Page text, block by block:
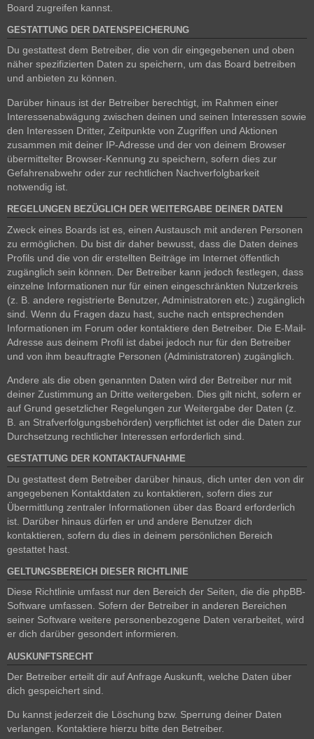
Board zugreifen kannst.
GESTATTUNG DER DATENSPEICHERUNG
Du gestattest dem Betreiber, die von dir eingegebenen und oben
näher spezifizierten Daten zu speichern, um das Board betreiben
und anbieten zu können.
Darüber hinaus ist der Betreiber berechtigt, im Rahmen einer
Interessenabwägung zwischen deinen und seinen Interessen sowie
den Interessen Dritter, Zeitpunkte von Zugriffen und Aktionen
zusammen mit deiner IP-Adresse und der von deinem Browser
übermittelter Browser-Kennung zu speichern, sofern dies zur
Gefahrenabwehr oder zur rechtlichen Nachverfolgbarkeit
notwendig ist.
REGELUNGEN BEZÜGLICH DER WEITERGABE DEINER DATEN
Zweck eines Boards ist es, einen Austausch mit anderen Personen
zu ermöglichen. Du bist dir daher bewusst, dass die Daten deines
Profils und die von dir erstellten Beiträge im Internet öffentlich
zugänglich sein können. Der Betreiber kann jedoch festlegen, dass
einzelne Informationen nur für einen eingeschränkten Nutzerkreis
(z. B. andere registrierte Benutzer, Administratoren etc.) zugänglich
sind. Wenn du Fragen dazu hast, suche nach entsprechenden
Informationen im Forum oder kontaktiere den Betreiber. Die E-Mail-
Adresse aus deinem Profil ist dabei jedoch nur für den Betreiber
und von ihm beauftragte Personen (Administratoren) zugänglich.
Andere als die oben genannten Daten wird der Betreiber nur mit
deiner Zustimmung an Dritte weitergeben. Dies gilt nicht, sofern er
auf Grund gesetzlicher Regelungen zur Weitergabe der Daten (z.
B. an Strafverfolgungsbehörden) verpflichtet ist oder die Daten zur
Durchsetzung rechtlicher Interessen erforderlich sind.
GESTATTUNG DER KONTAKTAUFNAHME
Du gestattest dem Betreiber darüber hinaus, dich unter den von dir
angegebenen Kontaktdaten zu kontaktieren, sofern dies zur
Übermittlung zentraler Informationen über das Board erforderlich
ist. Darüber hinaus dürfen er und andere Benutzer dich
kontaktieren, sofern du dies in deinem persönlichen Bereich
gestattet hast.
GELTUNGSBEREICH DIESER RICHTLINIE
Diese Richtlinie umfasst nur den Bereich der Seiten, die die phpBB-
Software umfassen. Sofern der Betreiber in anderen Bereichen
seiner Software weitere personenbezogene Daten verarbeitet, wird
er dich darüber gesondert informieren.
AUSKUNFTSRECHT
Der Betreiber erteilt dir auf Anfrage Auskunft, welche Daten über
dich gespeichert sind.
Du kannst jederzeit die Löschung bzw. Sperrung deiner Daten
verlangen. Kontaktiere hierzu bitte den Betreiber.